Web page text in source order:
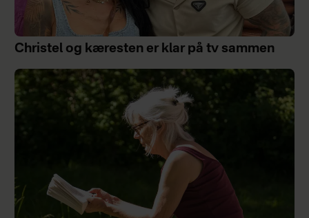
Christel og kæresten er klar på tv sammen